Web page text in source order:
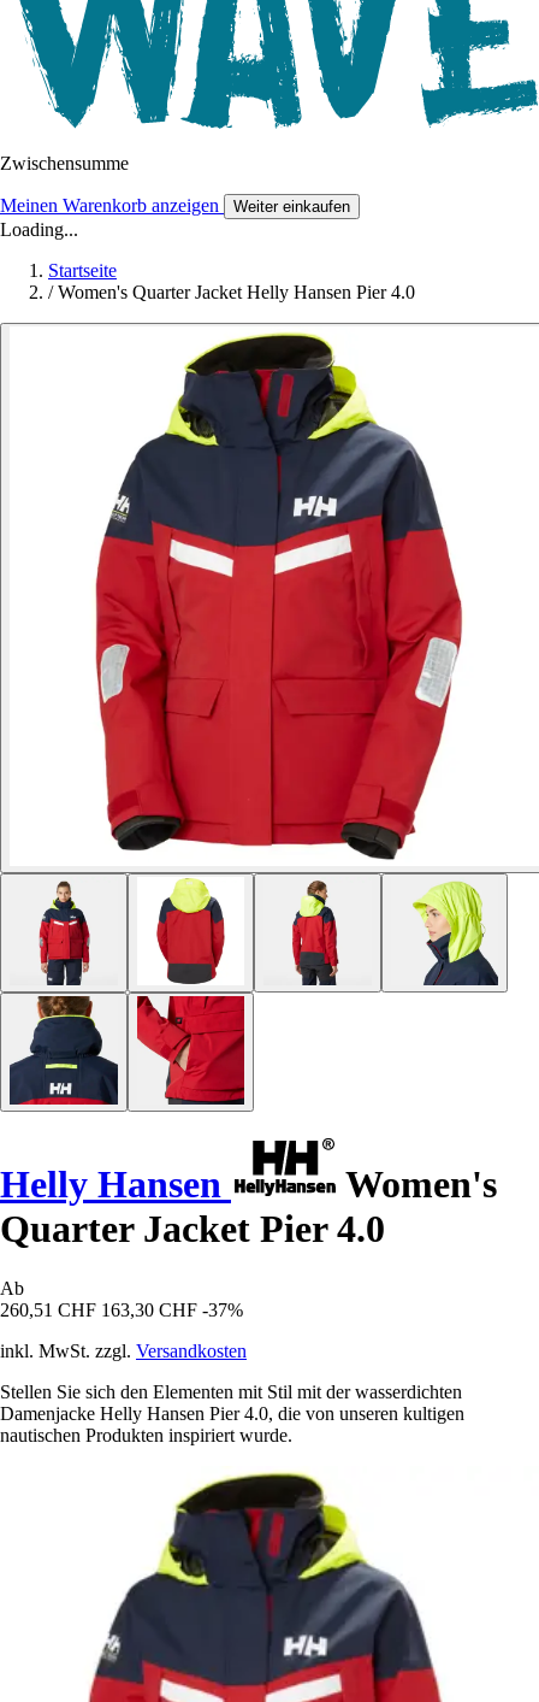
Zwischensumme
Meinen Warenkorb anzeigen Weiter einkaufen
Loading...
Startseite
/ Women's Quarter Jacket Helly Hansen Pier 4.0
Helly Hansen
Women's
Quarter Jacket Pier 4.0
Ab
260,51 CHF 163,30 CHF -37%
inkl. MwSt. zzgl. Versandkosten
Stellen Sie sich den Elementen mit Stil mit der wasserdichten
Damenjacke Helly Hansen Pier 4.0, die von unseren kultigen
nautischen Produkten inspiriert wurde.